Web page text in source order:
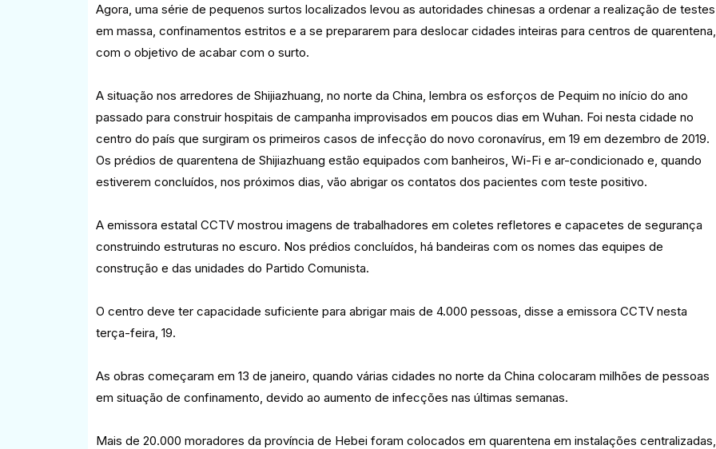
Agora, uma série de pequenos surtos localizados levou as autoridades chinesas a ordenar a realização de testes
em massa, confinamentos estritos e a se prepararem para deslocar cidades inteiras para centros de quarentena,
com o objetivo de acabar com o surto.
A situação nos arredores de Shijiazhuang, no norte da China, lembra os esforços de Pequim no início do ano
passado para construir hospitais de campanha improvisados em poucos dias em Wuhan. Foi nesta cidade no
centro do país que surgiram os primeiros casos de infecção do novo coronavírus, em 19 em dezembro de 2019.
Os prédios de quarentena de Shijiazhuang estão equipados com banheiros, Wi-Fi e ar-condicionado e, quando
estiverem concluídos, nos próximos dias, vão abrigar os contatos dos pacientes com teste positivo.
A emissora estatal CCTV mostrou imagens de trabalhadores em coletes refletores e capacetes de segurança
construindo estruturas no escuro. Nos prédios concluídos, há bandeiras com os nomes das equipes de
construção e das unidades do Partido Comunista.
O centro deve ter capacidade suficiente para abrigar mais de 4.000 pessoas, disse a emissora CCTV nesta
terça-feira, 19.
As obras começaram em 13 de janeiro, quando várias cidades no norte da China colocaram milhões de pessoas
em situação de confinamento, devido ao aumento de infecções nas últimas semanas.
Mais de 20.000 moradores da província de Hebei foram colocados em quarentena em instalações centralizadas,